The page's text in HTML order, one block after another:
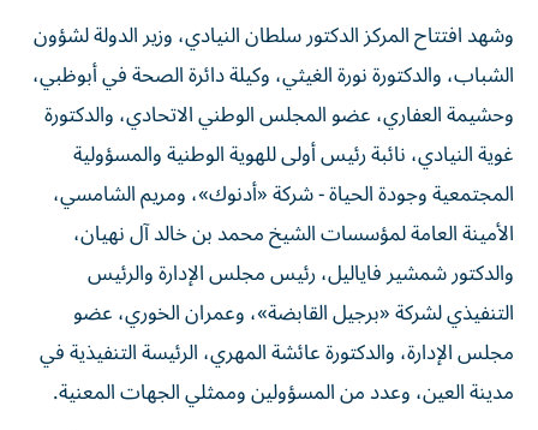
وشهد افتتاح المركز الدكتور سلطان النيادي، وزير الدولة لشؤون
الشباب، والدكتورة نورة الغيثي، وكيلة دائرة الصحة في أبوظبي،
وحشيمة العفاري، عضو المجلس الوطني الاتحادي، والدكتورة
غوية النيادي، نائبة رئيس أولى للهوية الوطنية والمسؤولية
المجتمعية وجودة الحياة - شركة «أدنوك»، ومريم الشامسي،
الأمينة العامة لمؤسسات الشيخ محمد بن خالد آل نهيان،
والدكتور شمشير فاياليل، رئيس مجلس الإدارة والرئيس
التنفيذي لشركة «برجيل القابضة»، وعمران الخوري، عضو
مجلس الإدارة، والدكتورة عائشة المهري، الرئيسة التنفيذية في
مدينة العين، وعدد من المسؤولين وممثلي الجهات المعنية.